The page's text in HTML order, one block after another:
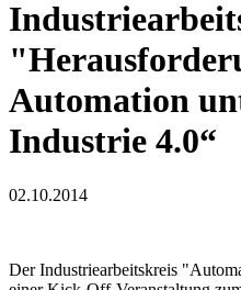
Automation
Industrie 4.0“
02.10.2014
Der Industriearbeitskreis